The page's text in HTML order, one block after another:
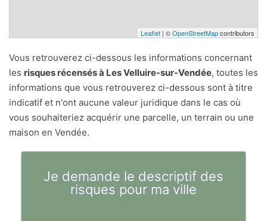
Leaflet | ©OpenStreetMapcontributors
Vous retrouverez ci-dessous les informations concernant
les risques récensés à Les Velluire-sur-Vendée, toutes les
informations que vous retrouverez ci-dessous sont à titre
indicatif et n'ont aucune valeur juridique dans le cas où
vous souhaiteriez acquérir une parcelle, un terrain ou une
maison en Vendée.
Je demande le descriptif des
risques pour ma ville